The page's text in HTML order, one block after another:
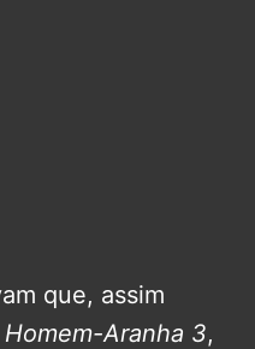
que, assim
Homem-Aranha 3,